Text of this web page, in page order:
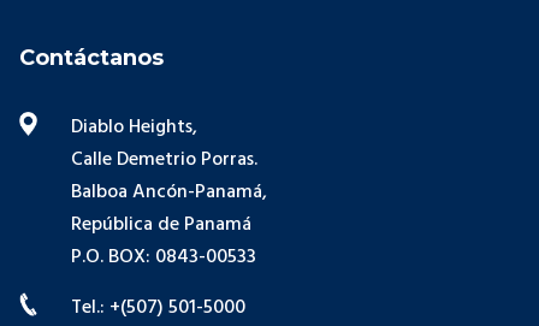
Contáctanos
Diablo Heights,
Calle Demetrio Porras.
Balboa Ancón-Panamá,
República de Panamá
P.O. BOX: 0843-00533
Tel.: +(507) 501-5000